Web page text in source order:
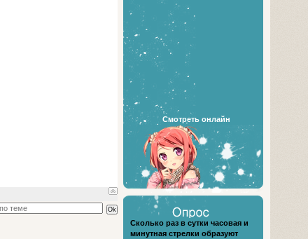
Смотреть онлайн
Сколько раз в сутки часовая и
минутная стрелки образуют